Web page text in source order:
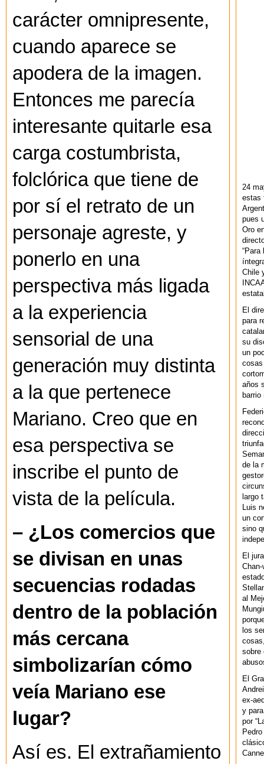
carácter omnipresente,
cuando aparece se
apodera de la imagen.
Entonces me parecía
interesante quitarle esa
carga costumbrista,
folclórica que tiene de
por sí el retrato de un
personaje agreste, y
ponerlo en una
perspectiva más ligada
a la experiencia
sensorial de una
generación muy distinta
a la que pertenece
Mariano. Creo que en
esa perspectiva se
inscribe el punto de
vista de la película.
– ¿Los comercios que
se divisan en unas
secuencias rodadas
dentro de la población
más cercana
simbolizarían cómo
veía Mariano ese
lugar?
Así es. El extrañamiento
24
estas
pues
Oro
“Para
Chile
El
para
su
un
cosas
años
de la
largo
Luis
un
sino
El
al
los
sobre
El
ex-
y
por